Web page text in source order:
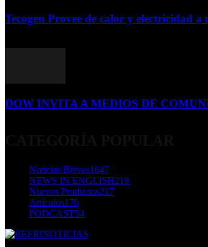
Tecogen Provee de calor y electricidad a
DOW INVITA A MEDIOS DE
Noticias Breves1647
NEWS IN ENGLISH219
Nuevos Productos217
Artículos176
PODCAST54